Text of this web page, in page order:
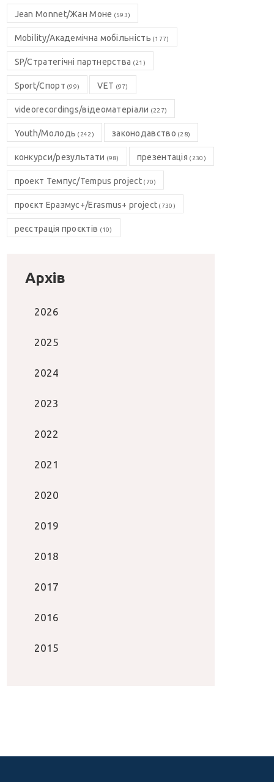
Jean Monnet/Жан Моне (593)
Mobility/Академічна мобільність (177)
SP/Стратегічні партнерства (21)
Sport/Спорт (99) VET (97)
videorecordings/відеоматеріали (227)
Youth/Молодь (242) законодавство (28)
конкурси/результати (98) презентація (230)
проект Темпус/Tempus project(70)
проєкт Еразмус+/Erasmus+ project (730)
реєстрація проєктів (10)
Архів
2026
2025
2024
2023
2022
2021
2020
2019
2018
2017
2016
2015